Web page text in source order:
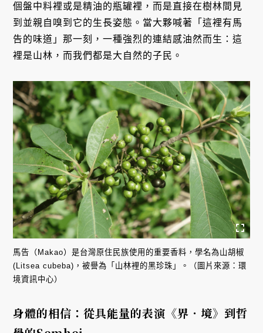
個盤中料裡或是精油的瓶罐裡，而是直接在樹林間見
到並親自嗅到它的生長姿態。當大夥喊著「這裡有馬
告的味道」那一刻，一種強烈的連結感油然而生：這
裡是山林，而我們都是大自然的子民。
馬告（Makao）是台灣原住民族使用的重要香料，學名為山胡椒
(Litsea cubeba)，被譽為「山林裡的黑珍珠」。（圖片來源：環
境資訊中心）
身體的相信：從具能量的表演《界．境》到哲